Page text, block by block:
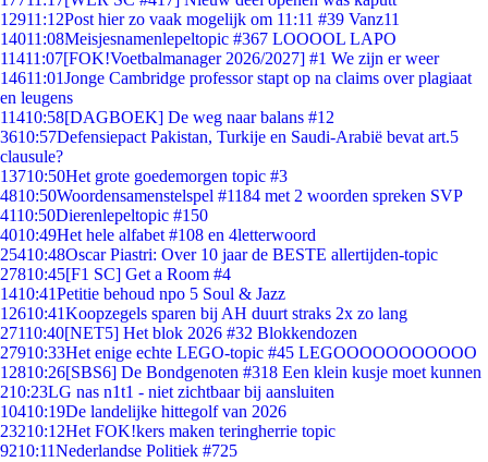
12911:12Post hier zo vaak mogelijk om 11:11 #39 Vanz11
14011:08Meisjesnamenlepeltopic #367 LOOOOL LAPO
11411:07[FOK!Voetbalmanager 2026/2027] #1 We zijn er weer
14611:01Jonge Cambridge professor stapt op na claims over plagiaat
en leugens
11410:58[DAGBOEK] De weg naar balans #12
3610:57Defensiepact Pakistan, Turkije en Saudi-Arabië bevat art.5
clausule?
13710:50Het grote goedemorgen topic #3
4810:50Woordensamenstelspel #1184 met 2 woorden spreken SVP
4110:50Dierenlepeltopic #150
4010:49Het hele alfabet #108 en 4letterwoord
25410:48Oscar Piastri: Over 10 jaar de BESTE allertijden-topic
27810:45[F1 SC] Get a Room #4
1410:41Petitie behoud npo 5 Soul & Jazz
12610:41Koopzegels sparen bij AH duurt straks 2x zo lang
27110:40[NET5] Het blok 2026 #32 Blokkendozen
27910:33Het enige echte LEGO-topic #45 LEGOOOOOOOOOOO
12810:26[SBS6] De Bondgenoten #318 Een klein kusje moet kunnen
210:23LG nas n1t1 - niet zichtbaar bij aansluiten
10410:19De landelijke hittegolf van 2026
23210:12Het FOK!kers maken teringherrie topic
9210:11Nederlandse Politiek #725